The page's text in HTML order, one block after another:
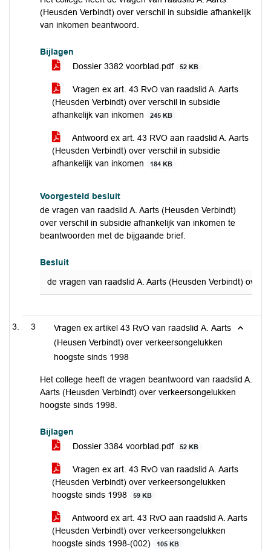
(Heusden Verbindt) over verschil in subsidie afhankelijk
van inkomen beantwoord.
Bijlagen
Dossier 3382 voorblad.pdf
52 KB
Vragen ex art. 43 RvO van raadslid A. Aarts
(Heusden Verbindt) over verschil in subsidie
afhankelijk van inkomen
245 KB
Antwoord ex art. 43 RVO aan raadslid A. Aarts
(Heusden Verbindt) over verschil in subsidie
afhankelijk van inkomen
184 KB
Voorgesteld besluit
de vragen van raadslid A. Aarts (Heusden Verbindt)
over verschil in subsidie afhankelijk van inkomen te
beantwoorden met de bijgaande brief.
Besluit
de vragen van raadslid A. Aarts (Heusden Verbindt) over
3
Vragen ex artikel 43 RvO van raadslid A. Aarts
(Heusen Verbindt) over verkeersongelukken
hoogste sinds 1998
Het college heeft de vragen beantwoord van raadslid A.
Aarts (Heusden Verbindt) over verkeersongelukken
hoogste sinds 1998.
Bijlagen
Dossier 3384 voorblad.pdf
52 KB
Vragen ex art. 43 RvO van raadslid A. Aarts
(Heusden Verbindt) over verkeersongelukken
hoogste sinds 1998
59 KB
Antwoord ex art. 43 RvO aan raadslid A. Aarts
(Heusden Verbindt) over verkeersongelukken
hoogste sinds 1998-(002)
105 KB